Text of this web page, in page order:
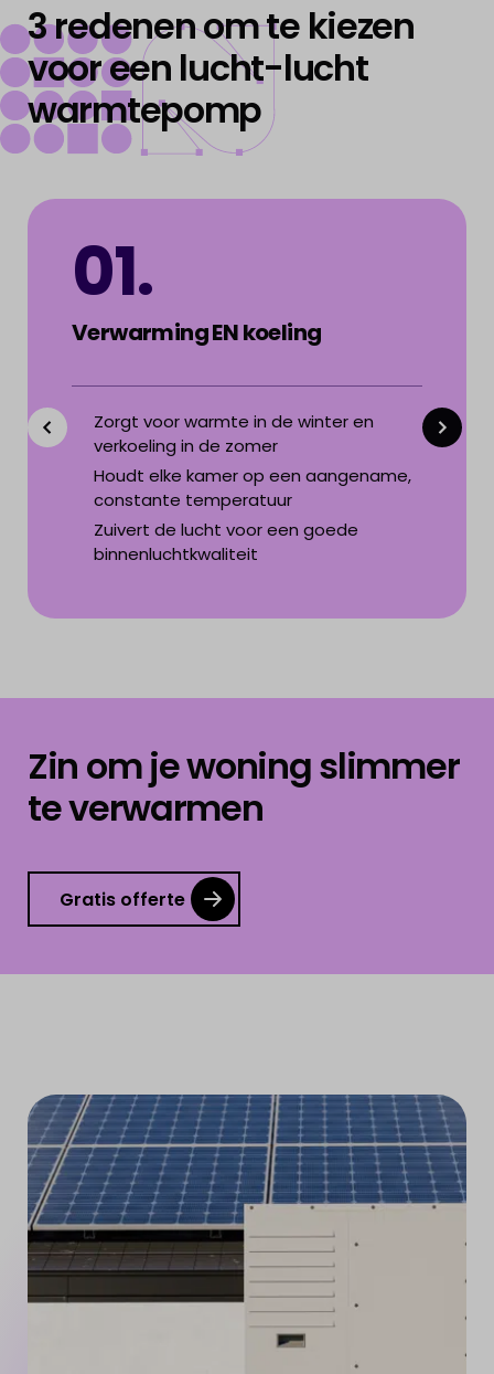
ENERGY
3 redenen om te kiezen
voor een lucht-lucht
warmtepomp
01.
Verwarming EN koeling
Zorgt voor warmte in de winter en
verkoeling in de zomer
Houdt elke kamer op een aangename,
constante temperatuur
Zuivert de lucht voor een goede
binnenluchtkwaliteit
Zin om je woning slimmer
te verwarmen
Gratis offerte